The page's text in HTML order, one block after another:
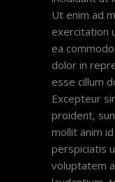
Ut enim ad
exercitation
ea
dolor in
esse cillum
Excepteur
proident,
mollit anim
perspiciatis
voluptatem